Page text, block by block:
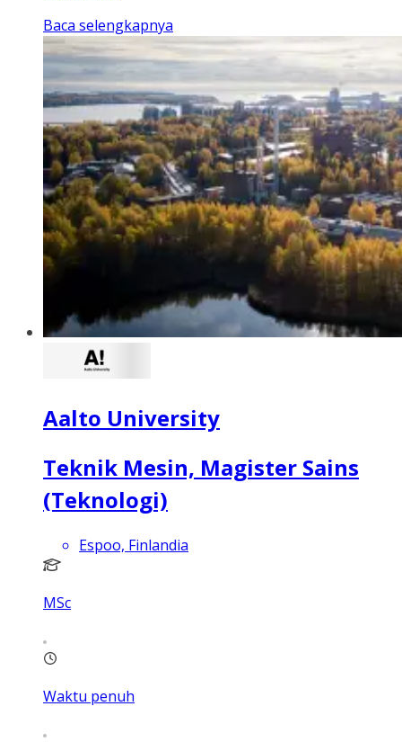
Baca selengkapnya
Aalto University
Teknik Mesin, Magister Sains
(Teknologi)
Espoo, Finlandia
MSc
Waktu penuh